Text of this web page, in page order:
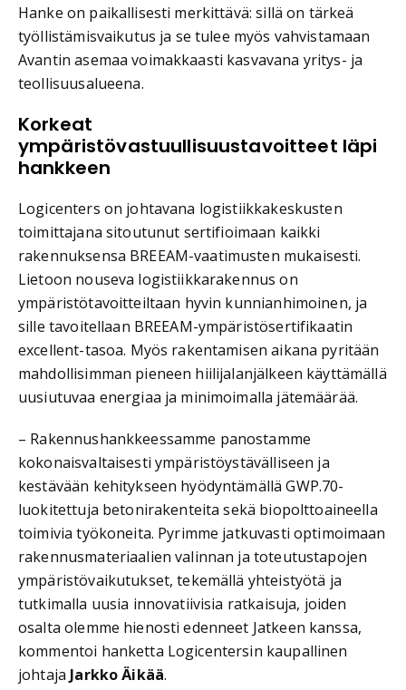
Hanke on paikallisesti merkittävä: sillä on tärkeä
työllistämisvaikutus ja se tulee myös vahvistamaan
Avantin asemaa voimakkaasti kasvavana yritys- ja
teollisuusalueena.
Korkeat
ympäristövastuullisuustavoitteet läpi
hankkeen
Logicenters on johtavana logistiikkakeskusten
toimittajana sitoutunut sertifioimaan kaikki
rakennuksensa BREEAM-vaatimusten mukaisesti.
Lietoon nouseva logistiikkarakennus on
ympäristötavoitteiltaan hyvin kunnianhimoinen, ja
sille tavoitellaan BREEAM-ympäristösertifikaatin
excellent-tasoa. Myös rakentamisen aikana pyritään
mahdollisimman pieneen hiilijalanjälkeen käyttämällä
uusiutuvaa energiaa ja minimoimalla jätemäärää.
– Rakennushankkeessamme panostamme
kokonaisvaltaisesti ympäristöystävälliseen ja
kestävään kehitykseen hyödyntämällä GWP.70-
luokitettuja betonirakenteita sekä biopolttoaineella
toimivia työkoneita. Pyrimme jatkuvasti optimoimaan
rakennusmateriaalien valinnan ja toteutustapojen
ympäristövaikutukset, tekemällä yhteistyötä ja
tutkimalla uusia innovatiivisia ratkaisuja, joiden
osalta olemme hienosti edenneet Jatkeen kanssa,
kommentoi hanketta Logicentersin kaupallinen
johtaja Jarkko Äikää.